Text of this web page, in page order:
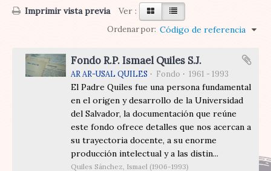
Imprimir vista previa Ver :
Ordenar por: Código de referencia
Fondo R.P. Ismael Quiles S.J.
AR AR-USAL QUILES Fondo 1961 - 1993
El Padre Quiles fue una persona fundamental
en el origen y desarrollo de la Universidad
del Salvador, la documentación que reúne
este fondo ofrece detalles que nos acercan a
su trayectoria docente, a su enorme
producción intelectual y a las distin...
Quiles Sánchez, Ismael (1906-1993)